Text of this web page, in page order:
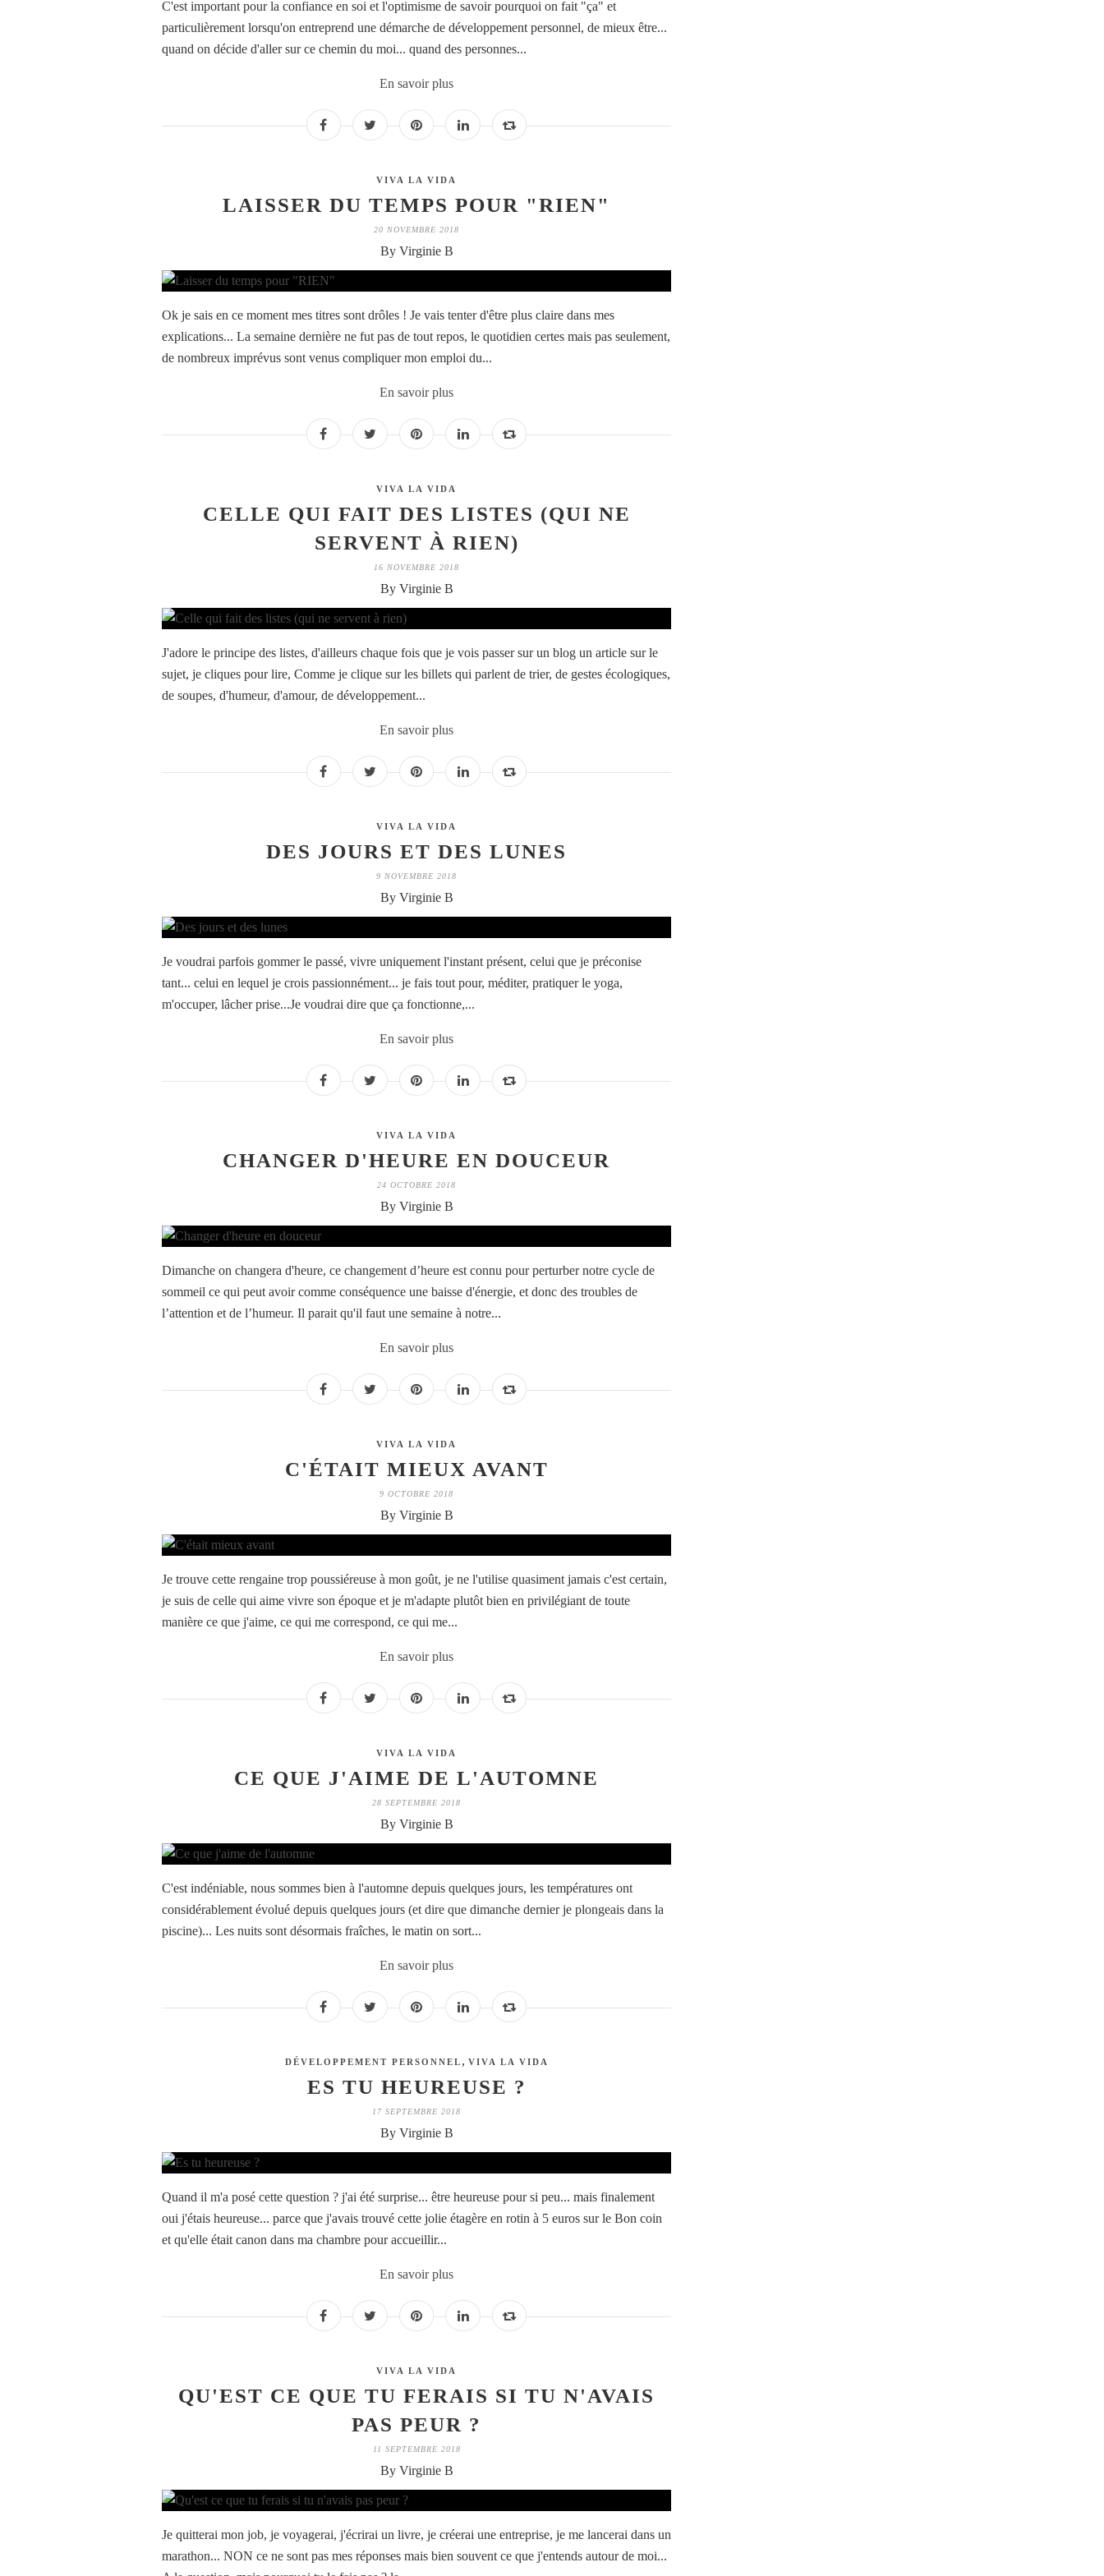
C'est important pour la confiance en soi et l'optimisme de savoir pourquoi on fait "ça" et
particulièrement lorsqu'on entreprend une démarche de développement personnel, de mieux être...
quand on décide d'aller sur ce chemin du moi... quand des personnes...
En savoir plus
VIVA LA VIDA
LAISSER DU TEMPS POUR "RIEN"
20 NOVEMBRE 2018
By Virginie B
Ok je sais en ce moment mes titres sont drôles ! Je vais tenter d'être plus claire dans mes
explications... La semaine dernière ne fut pas de tout repos, le quotidien certes mais pas seulement,
de nombreux imprévus sont venus compliquer mon emploi du...
En savoir plus
VIVA LA VIDA
CELLE QUI FAIT DES LISTES (QUI NE
SERVENT À RIEN)
16 NOVEMBRE 2018
By Virginie B
J'adore le principe des listes, d'ailleurs chaque fois que je vois passer sur un blog un article sur le
sujet, je cliques pour lire, Comme je clique sur les billets qui parlent de trier, de gestes écologiques,
de soupes, d'humeur, d'amour, de développement...
En savoir plus
VIVA LA VIDA
DES JOURS ET DES LUNES
9 NOVEMBRE 2018
By Virginie B
Je voudrai parfois gommer le passé, vivre uniquement l'instant présent, celui que je préconise
tant... celui en lequel je crois passionnément... je fais tout pour, méditer, pratiquer le yoga,
m'occuper, lâcher prise...Je voudrai dire que ça fonctionne,...
En savoir plus
VIVA LA VIDA
CHANGER D'HEURE EN DOUCEUR
24 OCTOBRE 2018
By Virginie B
Dimanche on changera d'heure, ce changement d’heure est connu pour perturber notre cycle de
sommeil ce qui peut avoir comme conséquence une baisse d'énergie, et donc des troubles de
l’attention et de l’humeur. Il parait qu'il faut une semaine à notre...
En savoir plus
VIVA LA VIDA
C'ÉTAIT MIEUX AVANT
9 OCTOBRE 2018
By Virginie B
Je trouve cette rengaine trop poussiéreuse à mon goût, je ne l'utilise quasiment jamais c'est certain,
je suis de celle qui aime vivre son époque et je m'adapte plutôt bien en privilégiant de toute
manière ce que j'aime, ce qui me correspond, ce qui me...
En savoir plus
VIVA LA VIDA
CE QUE J'AIME DE L'AUTOMNE
28 SEPTEMBRE 2018
By Virginie B
C'est indéniable, nous sommes bien à l'automne depuis quelques jours, les températures ont
considérablement évolué depuis quelques jours (et dire que dimanche dernier je plongeais dans la
piscine)... Les nuits sont désormais fraîches, le matin on sort...
En savoir plus
DÉVELOPPEMENT PERSONNEL , VIVA LA VIDA
ES TU HEUREUSE ?
17 SEPTEMBRE 2018
By Virginie B
Quand il m'a posé cette question ? j'ai été surprise... être heureuse pour si peu... mais finalement
oui j'étais heureuse... parce que j'avais trouvé cette jolie étagère en rotin à 5 euros sur le Bon coin
et qu'elle était canon dans ma chambre pour accueillir...
En savoir plus
VIVA LA VIDA
QU'EST CE QUE TU FERAIS SI TU N'AVAIS
PAS PEUR ?
11 SEPTEMBRE 2018
By Virginie B
Je quitterai mon job, je voyagerai, j'écrirai un livre, je créerai une entreprise, je me lancerai dans un
marathon... NON ce ne sont pas mes réponses mais bien souvent ce que j'entends autour de moi...